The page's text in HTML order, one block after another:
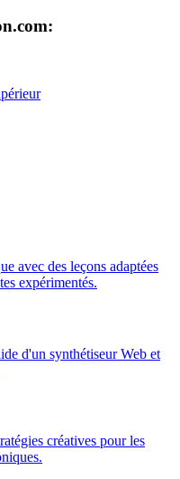
avec des leçons adaptées
expérimentés.
d'un synthétiseur Web et
créatives pour les